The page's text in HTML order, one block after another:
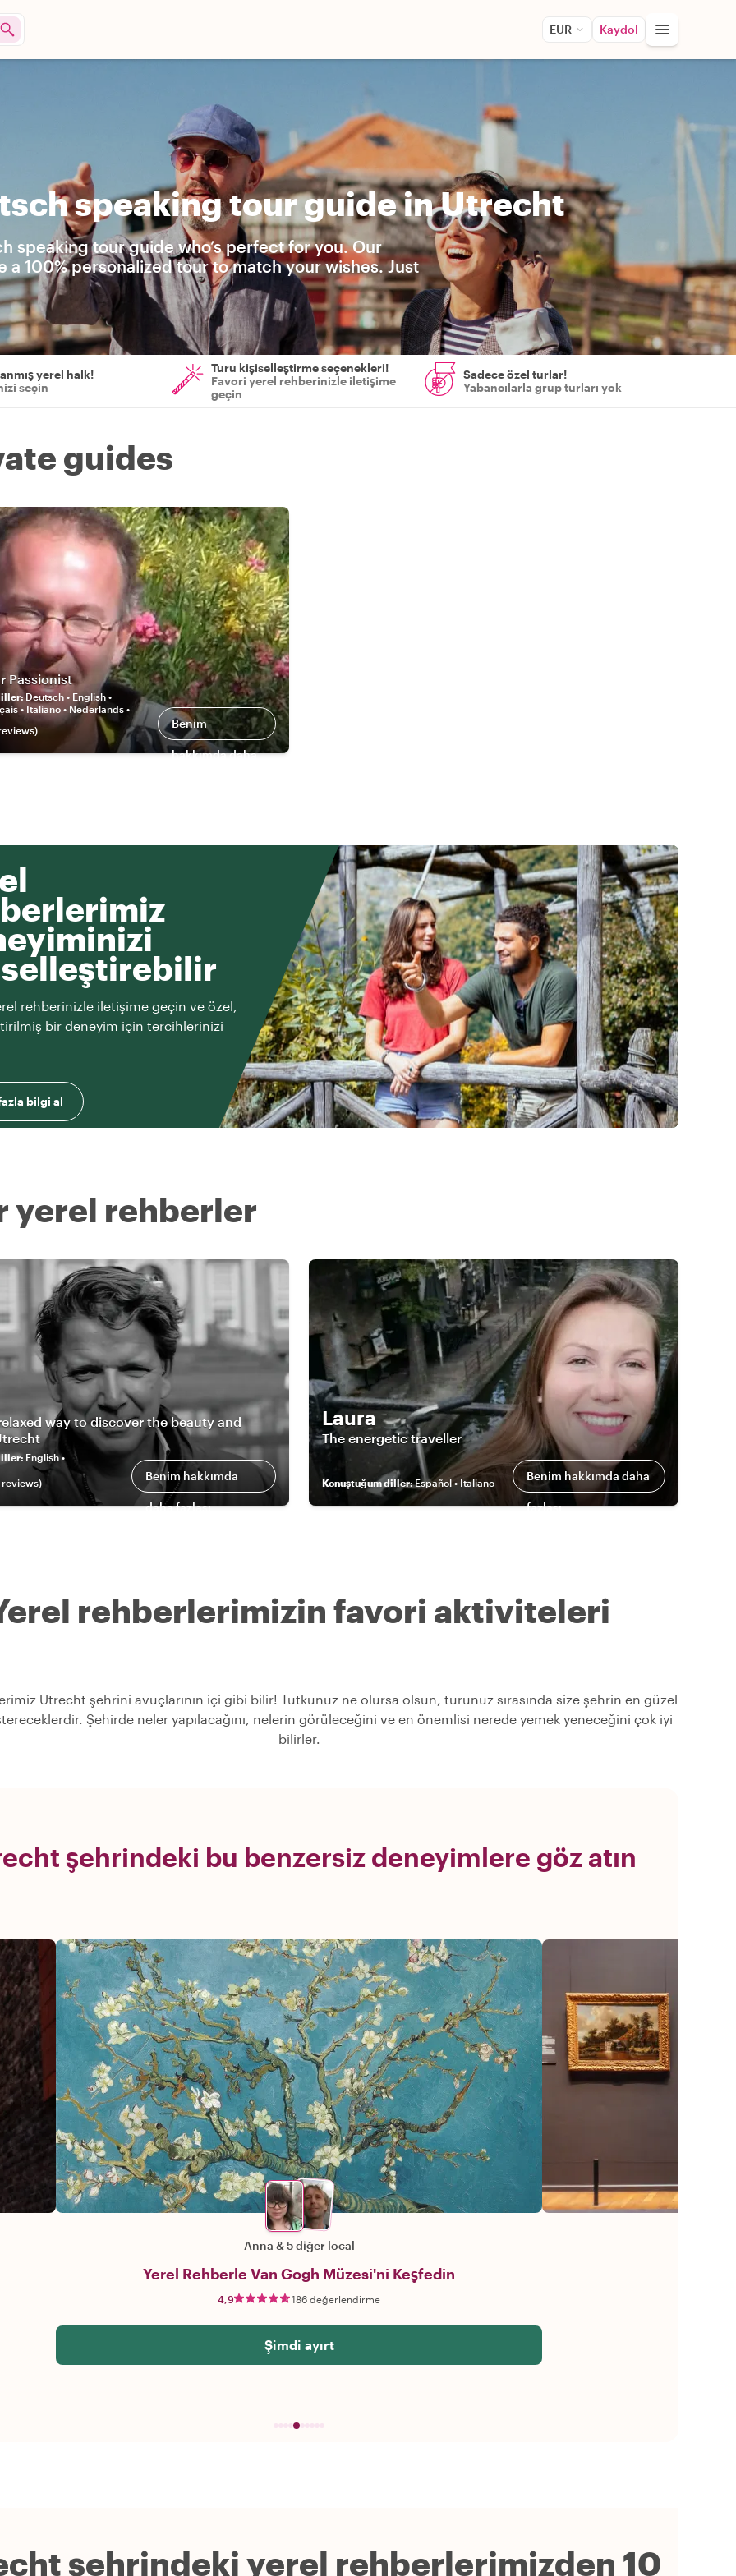
EUR Kaydol
speaking tour guide in Utrecht
speaking tour guide who’s perfect for you. Our
100% personalized tour to match your wishes. Just
yerel halk!
seçin
Turu kişiselleştirme seçenekleri!
Favori yerel rehberinizle iletişime
geçin
Sadece özel turlar!
Yabancılarla grup turları yok
guides
Passionist
:Deutsch • English •
• Italiano • Nederlands •
s) Benim
hakkımda daha
rehberinizle iletişime geçin ve özel,
bir deneyim için tercihlerinizi
bilgi al
yerel rehberler
way to discover the beauty and
: English •
reviews) Benim hakkımda
daha fazlası
Laura
The energetic traveller
Konuştuğum diller:Español • Italiano Benim hakkımda daha
fazlası
rehberlerimizin favori aktiviteleri
Utrecht şehrini avuçlarının içi gibi bilir! Tutkunuz ne olursa olsun, turunuz sırasında size şehrin en güzel
Şehirde neler yapılacağını, nelerin görüleceğini ve en önemlisi nerede yemek yeneceğini çok iyi
bilirler.
şehrindeki bu benzersiz deneyimlere göz atın
Anna &5 diğer local
Yerel Rehberle Van Gogh Müzesi'ni Keşfedin
4,9 186 değerlendirme
Şimdi ayırt
şehrindeki yerel rehberlerimizden 10